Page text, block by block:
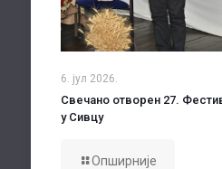
6. јул 2026.
Свечано отворен 27.
у Сивцу
Опширније